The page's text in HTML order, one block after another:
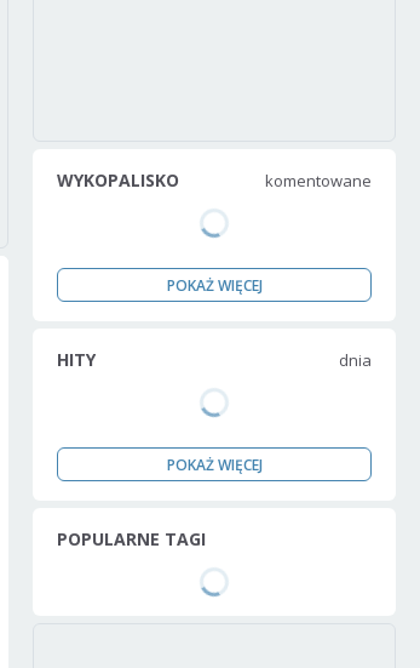
WYKOPALISKO komentowane
POKAŻ WIĘCEJ
HITY dnia
POKAŻ WIĘCEJ
POPULARNE TAGI